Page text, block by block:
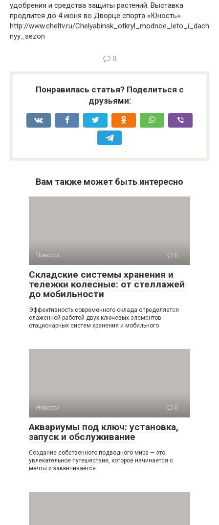
удобрения и средства защиты растений. Выставка
продлится до 4 июня во Дворце спорта «Юность».
http://www.cheltv.ru/Chelyabinsk_otkryl_modnoe_leto_i_dach
nyy_sezon
0
Понравилась статья? Поделиться с
друзьями:
Вам также может быть интересно
Новости 0
Складские системы хранения и
тележки колесные: от стеллажей
до мобильности
Эффективность современного склада определяется
слаженной работой двух ключевых элементов:
стационарных систем хранения и мобильного
Новости 0
Аквариумы под ключ: установка,
запуск и обслуживание
Создание собственного подводного мира — это
увлекательное путешествие, которое начинается с
мечты и заканчивается